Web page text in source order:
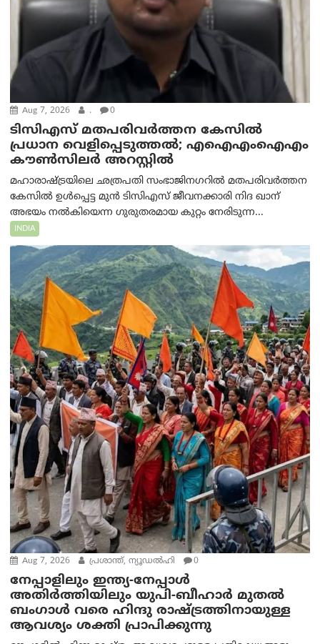
Aug 7, 2026 . 0
ടിസിഎസ് മതപരിവർത്തന കേസിൽ
പ്രധാന വെളിപ്പെടുത്തൽ; എഐഎംഐഎം
കൗൺസിലർ അറസ്റ്റിൽ
മഹാരാഷ്ട്രയിലെ ഛത്രപതി സംഭാജിനഗറിൽ മതപരിവർത്തന
കേസിൽ ഉൾപ്പെട്ട മുൻ ടിസിഎസ് ജീവനക്കാരി നിദ ഖാന്
അഭയം നൽകിയെന്ന ഗുരുതരമായ കുറ്റം നേരിടുന്ന...
INDIA
Aug 7, 2026 പ്രശാന്ത്, ന്യൂഡല്‍ഹി 0
നേപ്പാളിലും ഇന്ത്യ-നേപ്പാൾ
അതിർത്തിയിലും യുപി-ബീഹാർ മുതൽ
ബംഗാൾ വരെ ഹിന്ദു രാഷ്ട്രത്തിനായുള്ള
ആവശ്യം ശക്തി പ്രാപിക്കുന്നു